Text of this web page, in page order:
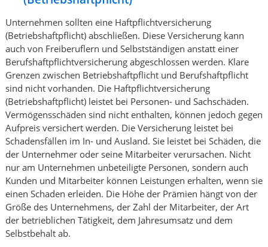
Unternehmen sollten eine Haftpflichtversicherung
(Betriebshaftpflicht) abschließen. Diese Versicherung kann
auch von Freiberuflern und Selbstständigen anstatt einer
Berufshaftpflichtversicherung abgeschlossen werden. Klare
Grenzen zwischen Betriebshaftpflicht und Berufshaftpflicht
sind nicht vorhanden. Die Haftpflichtversicherung
(Betriebshaftpflicht) leistet bei Personen- und Sachschäden.
Vermögensschäden sind nicht enthalten, können jedoch gegen
Aufpreis versichert werden. Die Versicherung leistet bei
Schadensfällen im In- und Ausland. Sie leistet bei Schäden, die
der Unternehmer oder seine Mitarbeiter verursachen. Nicht
nur am Unternehmen unbeteiligte Personen, sondern auch
Kunden und Mitarbeiter können Leistungen erhalten, wenn sie
einen Schaden erleiden. Die Höhe der Prämien hängt von der
Größe des Unternehmens, der Zahl der Mitarbeiter, der Art
der betrieblichen Tätigkeit, dem Jahresumsatz und dem
Selbstbehalt ab.